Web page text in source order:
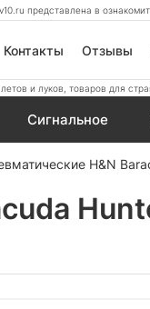
представлена в
Контакты Отзывы
и луков, товаров для
Сигнальное
H&N